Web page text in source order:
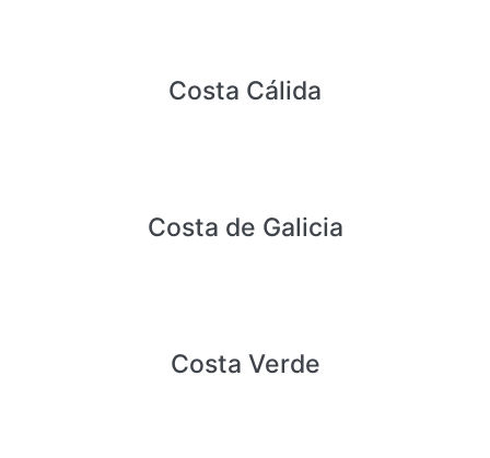
Costa Cálida
Costa de Galicia
Costa Verde